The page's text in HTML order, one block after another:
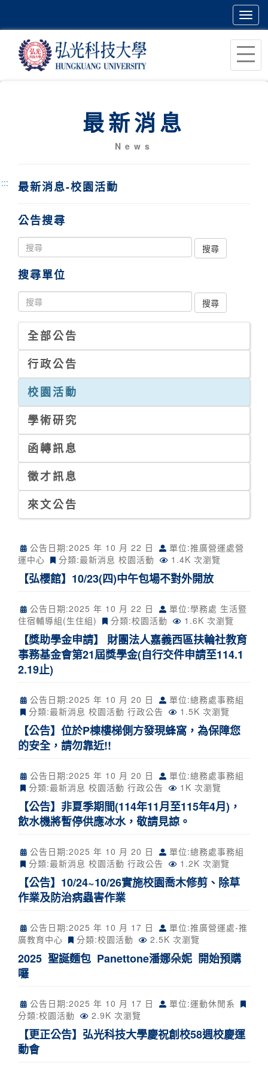
最新消息
News
::: 最新消息-校園活動
公告搜尋
搜尋單位
全部公告
行政公告
校園活動
學術研究
函轉訊息
徵才訊息
來文公告
公告日期:2025 年 10 月 22 日
單位:推廣營運處營
運中心
分類:最新消息 校園活動 1.4K 次瀏覽
【弘櫻館】10/23(四)中午包場不對外開放
公告日期:2025 年 10 月 22 日
單位:學務處 生活暨
住宿輔導組(生住組)
分類:校園活動 1.6K 次瀏覽
【獎助學金申請】 財團法人嘉義西區扶輪社教育
事務基金會第21屆獎學金(自行交件申請至114.1
2.19止)
公告日期:2025 年 10 月 20 日
單位:總務處事務組
分類:最新消息 校園活動 行政公告 1.5K 次瀏覽
【公告】位於P棟樓梯側方發現蜂窩，為保障您
的安全，請勿靠近!!
公告日期:2025 年 10 月 20 日
單位:總務處事務組
分類:最新消息 校園活動 行政公告 1K 次瀏覽
【公告】非夏季期間(114年11月至115年4月)，
飲水機將暫停供應冰水，敬請見諒。
公告日期:2025 年 10 月 20 日
單位:總務處事務組
分類:最新消息 校園活動 行政公告 1.2K 次瀏覽
【公告】10/24~10/26實施校園喬木修剪、除草
作業及防治病蟲害作業
公告日期:2025 年 10 月 17 日
單位:推廣營運處-推
廣教育中心
分類:校園活動 2.5K 次瀏覽
2025 聖誕麵包 Panettone潘娜朵妮 開始預購
囉
公告日期:2025 年 10 月 17 日
單位:運動休閒系
分類:校園活動 2.9K 次瀏覽
【更正公告】弘光科技大學慶祝創校58週校慶運
動會